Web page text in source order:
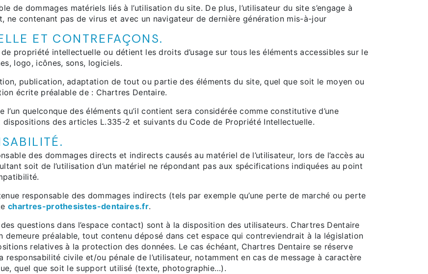
de dommages matériels liés à l’utilisation du site. De plus, l’utilisateur du site s’engage à
ne contenant pas de virus et avec un navigateur de dernière génération mis-à-jour
ET CONTREFAÇONS.
propriété intellectuelle ou détient les droits d’usage sur tous les éléments accessibles sur le
logo, icônes, sons, logiciels.
publication, adaptation de tout ou partie des éléments du site, quel que soit le moyen ou
écrite préalable de : Chartres Dentaire.
quelconque des éléments qu’il contient sera considérée comme constitutive d’une
des articles L.335-2 et suivants du Code de Propriété Intellectuelle.
des dommages directs et indirects causés au matériel de l’utilisateur, lors de l’accès au
soit de l’utilisation d’un matériel ne répondant pas aux spécifications indiquées au point
responsable des dommages indirects (tels par exemple qu’une perte de marché ou perte
chartres-prothesistes-dentaires.fr.
questions dans l’espace contact) sont à la disposition des utilisateurs. Chartres Dentaire
demeure préalable, tout contenu déposé dans cet espace qui contreviendrait à la législation
relatives à la protection des données. Le cas échéant, Chartres Dentaire se réserve
civile et/ou pénale de l’utilisateur, notamment en cas de message à caractère
quel que soit le support utilisé (texte, photographie…).